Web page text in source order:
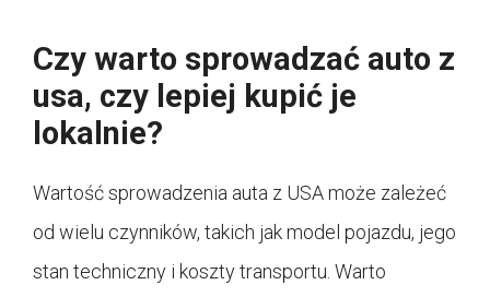
Czy warto sprowadzać auto z
usa, czy lepiej kupić je
lokalnie?
Wartość sprowadzenia auta z USA może zależeć
od wielu czynników, takich jak model pojazdu, jego
stan techniczny i koszty transportu. Warto